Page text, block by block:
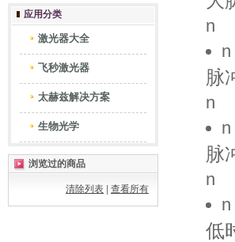
应用分类
激光器大全
飞秒激光器
太赫兹解决方案
生物光学
浏览过的商品
清除列表 查看所有
n
n
脉
n
n
脉
n
n
低